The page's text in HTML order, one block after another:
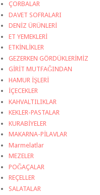
ÇORBALAR
DAVET SOFRALARI
DENİZ ÜRÜNLERİ
ET YEMEKLERİ
ETKİNLİKLER
GEZERKEN GÖRDÜKLERİMİZ
GİRİT MUTFAĞINDAN
HAMUR İŞLERİ
İÇECEKLER
KAHVALTILIKLAR
KEKLER-PASTALAR
KURABİYELER
MAKARNA-PİLAVLAR
Marmelatlar
MEZELER
POĞAÇALAR
REÇELLER
SALATALAR